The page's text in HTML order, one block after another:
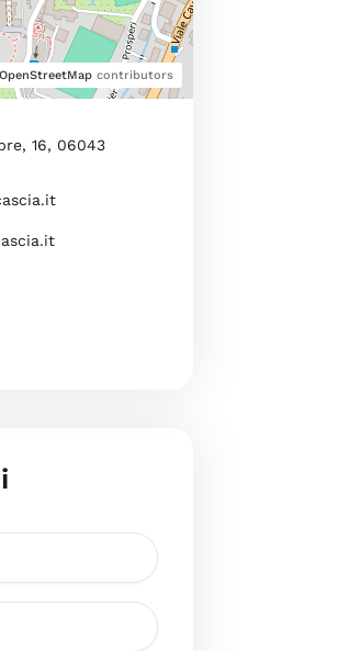
OpenStreetMapcontributors
16, 06043